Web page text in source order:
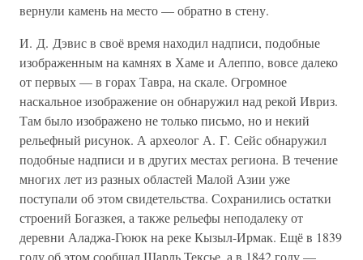
вернули камень на место — обратно в стену.
И. Д. Дэвис в своё время находил надписи, подобные
изображенным на камнях в Хаме и Алеппо, вовсе далеко
от первых — в горах Тавра, на скале. Огромное
наскальное изображение он обнаружил над рекой Ивриз.
Там было изображено не только письмо, но и некий
рельефный рисунок. А археолог А. Г. Сейс обнаружил
подобные надписи и в других местах региона. В течение
многих лет из разных областей Малой Азии уже
поступали об этом свидетельства. Сохранились остатки
строений Богазкея, а также рельефы неподалеку от
деревни Аладжа-Гююк на реке Кызыл-Ирмак. Ещё в 1839
году об этом сообщал Шарль Тексье, а в 1842 году —